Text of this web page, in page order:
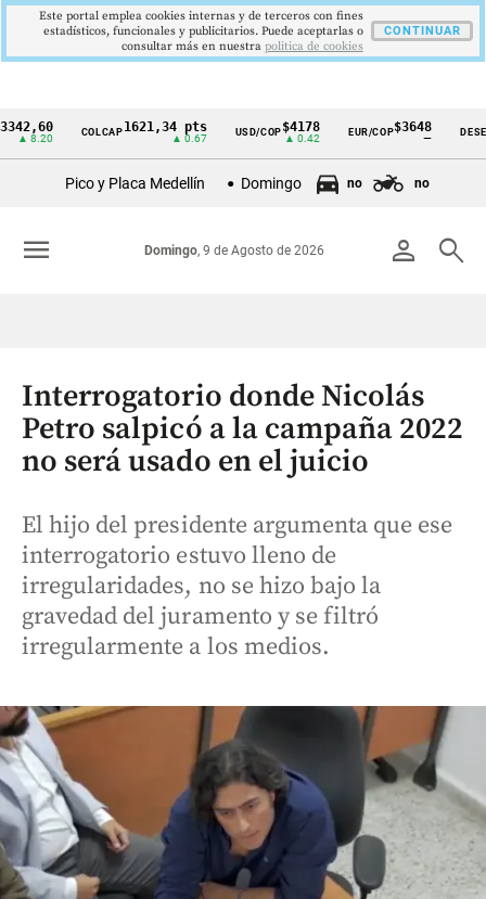
Cintillo
Colombia
COLCAP1621,34 pts USD/COP$4178
▲ 0.42
EUR/COP$3648
—
DESEMPLEO
Pico y Placa Medellín Domingo no no
person search
Domingo, 9 de Agosto de 2026
menu
Interrogatorio donde Nicolás
Petro salpicó a la campaña 2022
no será usado en el juicio
El hijo del presidente argumenta que ese
interrogatorio estuvo lleno de
irregularidades, no se hizo bajo la
gravedad del juramento y se filtró
irregularmente a los medios.
Este portal emplea cookies internas y de terceros con fines
estadísticos, funcionales y publicitarios. Puede aceptarlas o
consultar más en nuestra politica de cookies
CONTINUAR